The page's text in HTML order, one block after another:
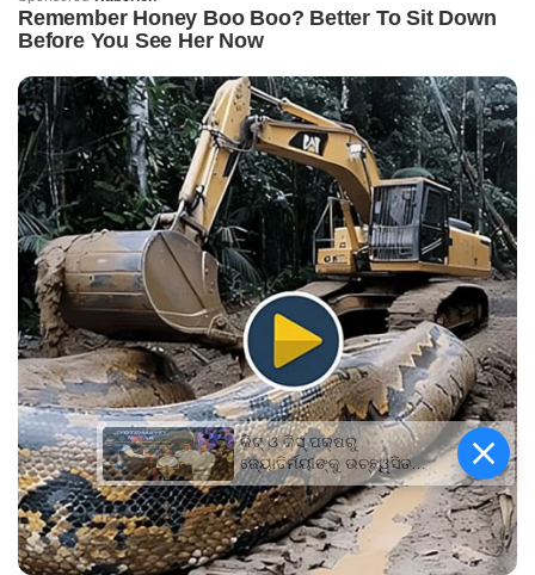
କିଟ୍‍ ଓ କିସ୍‍ ପକ୍ଷରୁ
ଜ୍ୟୋତିର୍ମୟୀଙ୍କୁ ଉଚ୍ଛ୍ୱସିତ
ସମ୍ବର୍ଦ୍ଧନା; ୫ଲକ୍ଷ ଟଙ୍କାର
ପ୍ରୋତ୍ସାହନ ରାଶି ପ୍ରଦାନ